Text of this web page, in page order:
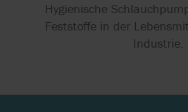
Hygienische
Feststoffe in der
Industrie.